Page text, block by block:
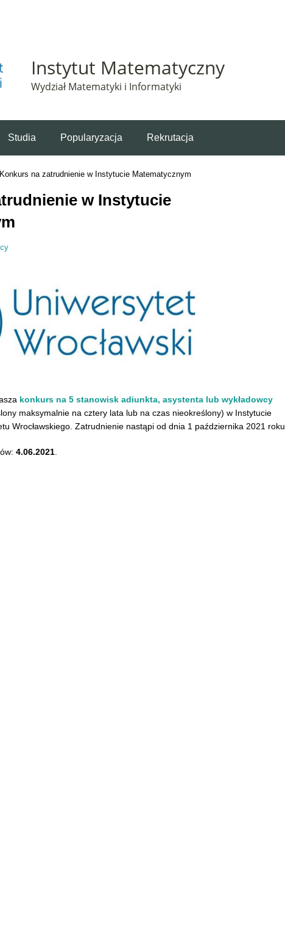
Instytut Matematyczny
Wydział Matematyki i Informatyki
Studia Popularyzacja Rekrutacja
Konkurs na zatrudnienie w Instytucie Matematycznym
w Instytucie
konkurs na 5 stanowisk adiunkta, asystenta lub wykładowcy
maksymalnie na cztery lata lub na czas nieokreślony) w Instytucie
Wrocławskiego. Zatrudnienie nastąpi od dnia 1 października 2021 roku.
4.06.2021